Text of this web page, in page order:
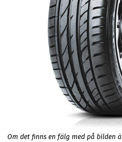
Om det finns en fälg med på bilden